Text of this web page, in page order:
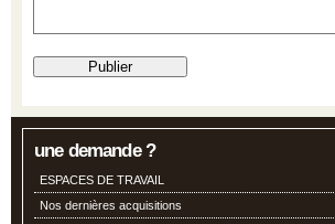
une demande ?
ESPACES DE TRAVAIL
Nos dernières acquisitions